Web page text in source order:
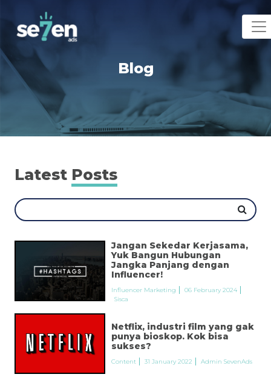
Blog
Latest Posts
Jangan Sekedar Kerjasama,
Yuk Bangun Hubungan
Jangka Panjang dengan
Influencer!
Influencer Marketing
06 February 2024
Sisca
Netflix, industri film yang gak
punya bioskop. Kok bisa
sukses?
Content 31 January 2022 Admin SevenAds